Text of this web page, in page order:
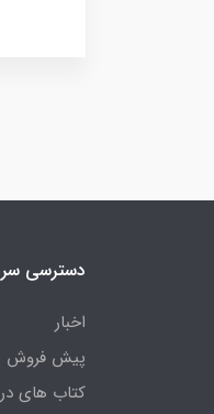
دسترسی
اخبار
پیش فروش
کتاب های